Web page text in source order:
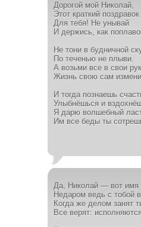
Дорогой мой Николай,
Этот краткий поздравок
Для тебя! Не унывай
И держись, как
Не тони в будничной
По теченью не плыви.
А возьми все в свои
Жизнь свою сам
И тогда познаешь
Улыбнёшься и
Я дарю волшебный
Им все беды ты
Да, Николай — вот имя
Недаром ведь с тобой
Когда же делом занят
Все верят: